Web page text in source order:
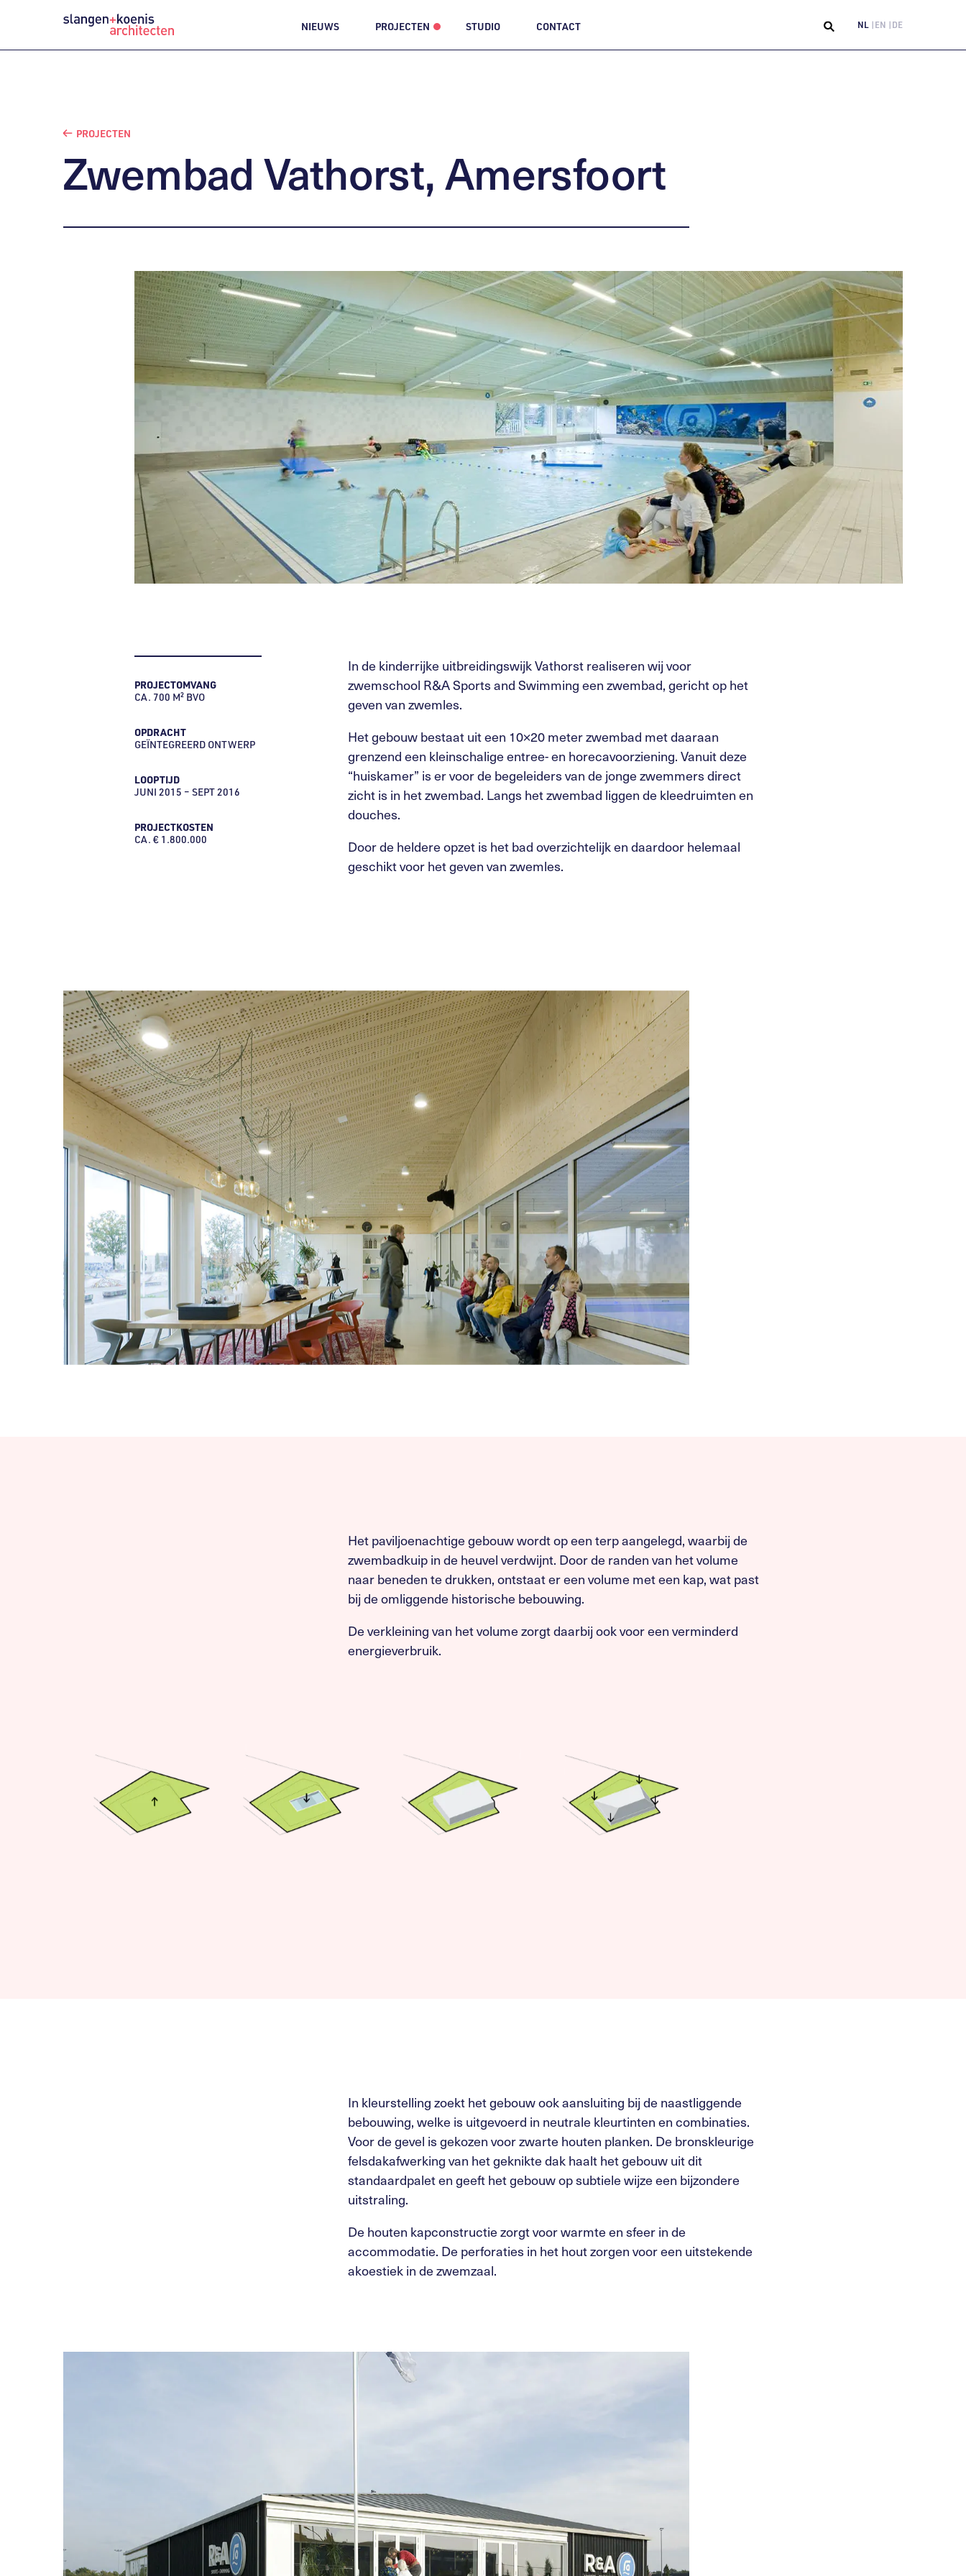
NIEUWS PROJECTEN STUDIO CONTACT NL EN DE
PROJECTEN
Zwembad Vathorst,Amersfoort
PROJECTOMVANG
CA. 700 M² BVO
OPDRACHT
GEÏNTEGREERD ONTWERP
LOOPTIJD
JUNI 2015 – SEPT 2016
PROJECTKOSTEN
CA. € 1.800.000
In de kinderrijke uitbreidingswijk Vathorst realiseren wij voor
zwemschool R&A Sports and Swimming een zwembad, gericht op het
geven van zwemles.
Het gebouw bestaat uit een 10×20 meter zwembad met daaraan
grenzend een kleinschalige entree- en horecavoorziening. Vanuit deze
“huiskamer” is er voor de begeleiders van de jonge zwemmers direct
zicht is in het zwembad. Langs het zwembad liggen de kleedruimten en
douches.
Door de heldere opzet is het bad overzichtelijk en daardoor helemaal
geschikt voor het geven van zwemles.
Het paviljoenachtige gebouw wordt op een terp aangelegd, waarbij de
zwembadkuip in de heuvel verdwijnt. Door de randen van het volume
naar beneden te drukken, ontstaat er een volume met een kap, wat past
bij de omliggende historische bebouwing.
De verkleining van het volume zorgt daarbij ook voor een verminderd
energieverbruik.
In kleurstelling zoekt het gebouw ook aansluiting bij de naastliggende
bebouwing, welke is uitgevoerd in neutrale kleurtinten en combinaties.
Voor de gevel is gekozen voor zwarte houten planken. De bronskleurige
felsdakafwerking van het geknikte dak haalt het gebouw uit dit
standaardpalet en geeft het gebouw op subtiele wijze een bijzondere
uitstraling.
De houten kapconstructie zorgt voor warmte en sfeer in de
accommodatie. De perforaties in het hout zorgen voor een uitstekende
akoestiek in de zwemzaal.